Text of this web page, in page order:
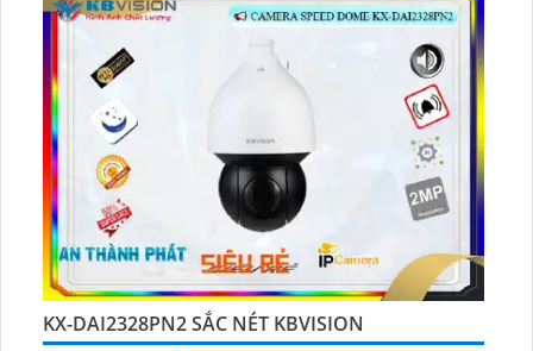
KX-DAI2328PN2 SẮC NÉT KBVISION